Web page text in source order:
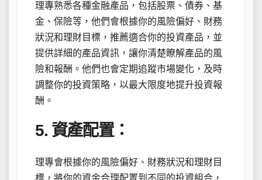
理專熟悉各種金融產品，包括股票、債券、基
金、保險等，他們會根據你的風險偏好、財務
狀況和理財目標，推薦適合你的投資產品，並
提供詳細的產品資訊，讓你清楚瞭解產品的風
險和報酬。他們也會定期追蹤市場變化，及時
調整你的投資策略，以最大限度地提升投資報
酬。
5. 資產配置：
理專會根據你的風險偏好、財務狀況和理財目